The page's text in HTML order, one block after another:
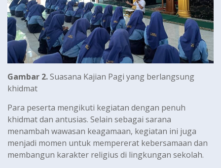
Gambar 2.Suasana Kajian Pagi yang berlangsung
khidmat
Para peserta mengikuti kegiatan dengan penuh
khidmat dan antusias. Selain sebagai sarana
menambah wawasan keagamaan, kegiatan ini juga
menjadi momen untuk mempererat kebersamaan dan
membangun karakter religius di lingkungan sekolah.